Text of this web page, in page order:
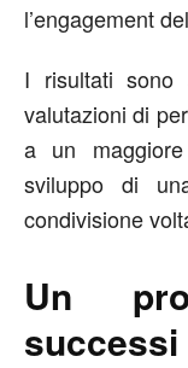
l’engagement
I risultati sono
valutazioni di
a un
sviluppo di
condivisione
Un
successi